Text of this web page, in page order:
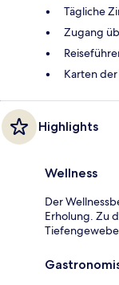
Tägliche
Zugang
Karten
Highlights
Wellness
Der
Erholung. Zu